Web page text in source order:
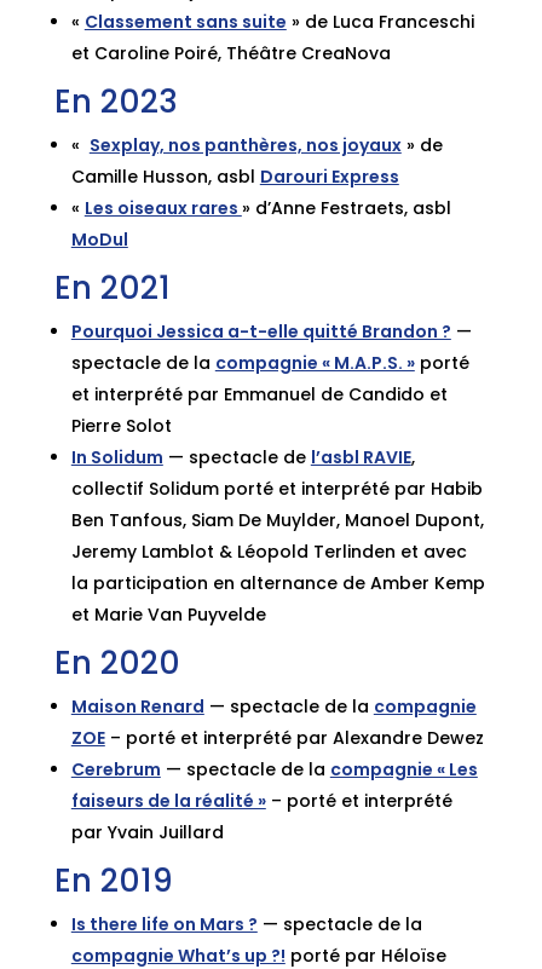
« Classement sans suite » de Luca Franceschi
et Caroline Poiré, Théâtre CreaNova
En 2023
« Sexplay, nos panthères, nos joyaux» de
Camille Husson, asbl Darouri Express
« Les oiseaux rares » d’Anne Festraets, asbl
MoDul
En 2021
Pourquoi Jessica a-t-elle quitté Brandon ? —
spectacle de la compagnie « M.A.P.S. »porté
et interprété par Emmanuel de Candido et
Pierre Solot
In Solidum — spectacle de l’asbl RAVIE,
collectif Solidum porté et interprété par Habib
Ben Tanfous, Siam De Muylder, Manoel Dupont,
Jeremy Lamblot & Léopold Terlinden et avec
la participation en alternance de Amber Kemp
et Marie Van Puyvelde
En 2020
Maison Renard — spectacle de la compagnie
ZOE– porté et interprété par Alexandre Dewez
Cerebrum — spectacle de la compagnie « Les
faiseurs de la réalité »– porté et interprété
par Yvain Juillard
En 2019
Is there life on Mars ? — spectacle de la
compagnie What’s up ?! porté par Héloïse